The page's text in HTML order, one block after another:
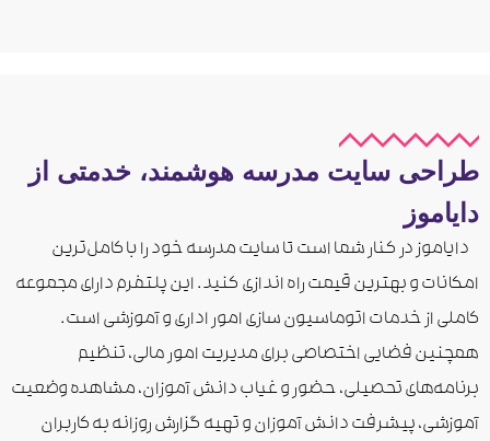
طراحی سایت مدرسه هوشمند، خدمتی از
دایاموز
دایاموز در کنار شما است تا سایت مدرسه خود را با کامل‌ترین
امکانات و بهترین قیمت راه‌ اندازی کنید. این پلتفرم دارای مجموعه
کاملی از خدمات اتوماسیون سازی امور اداری و آموزشی است.
همچنین فضایی اختصاصی برای مدیریت امور مالی، تنظیم
برنامه‌های تحصیلی، حضور و ‌غیاب دانش آموزان، مشاهده وضعیت
آموزشی، پیشرفت دانش آموزان و تهیه گزارش روزانه به کاربران